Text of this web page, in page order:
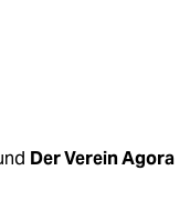
Der Verein Agora